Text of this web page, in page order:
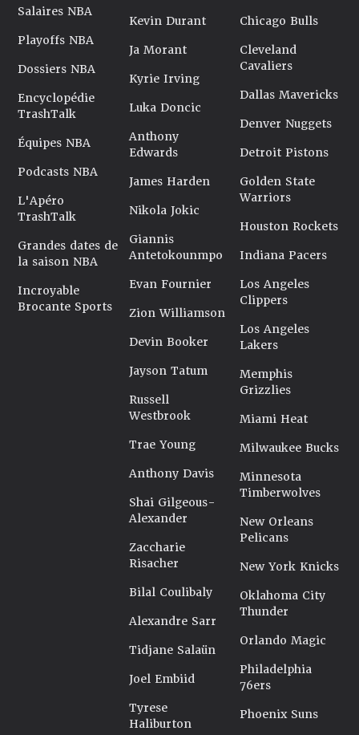
Salaires NBA
Playoffs NBA
Dossiers NBA
Encyclopédie
TrashTalk
Équipes NBA
Podcasts NBA
L'Apéro
TrashTalk
Grandes dates de
la saison NBA
Incroyable
Brocante Sports
Kevin Durant
Ja Morant
Kyrie Irving
Luka Doncic
Anthony
Edwards
James Harden
Nikola Jokic
Giannis
Antetokounmpo
Evan Fournier
Zion Williamson
Devin Booker
Jayson Tatum
Russell
Westbrook
Trae Young
Anthony Davis
Shai Gilgeous-
Alexander
Zaccharie
Risacher
Bilal Coulibaly
Alexandre Sarr
Tidjane Salaün
Joel Embiid
Tyrese
Haliburton
Chicago Bulls
Cleveland
Cavaliers
Dallas Mavericks
Denver Nuggets
Detroit Pistons
Golden State
Warriors
Houston Rockets
Indiana Pacers
Los Angeles
Clippers
Los Angeles
Lakers
Memphis
Grizzlies
Miami Heat
Milwaukee Bucks
Minnesota
Timberwolves
New Orleans
Pelicans
New York Knicks
Oklahoma City
Thunder
Orlando Magic
Philadelphia
76ers
Phoenix Suns